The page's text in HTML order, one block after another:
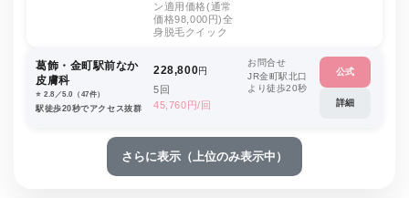
ン適用価格(通常
価格98,000円)全
身脱毛クイック
葛飾・金町駅前なか
皮膚科
⭐️ 2.8／5.0（47件）
駅徒歩20秒でアクセス抜群
228,800円
5回
45,760円/回
お問合せ
JR金町駅北口
より徒歩20秒
公式
詳細
さらに表示（上位のみ表示中）